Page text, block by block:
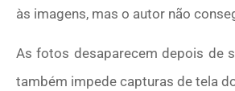
às imagens, mas o autor não
As fotos desaparecem depois de
também impede capturas de tela